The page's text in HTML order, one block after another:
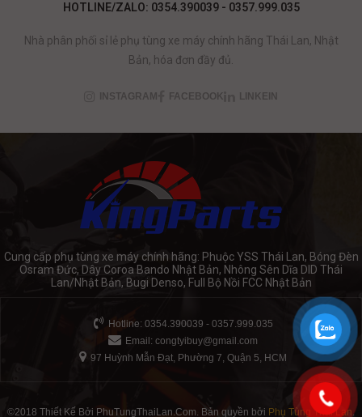
HOTLINE/ZALO: 0354.390039 - 0357.999.035
Nhà phân phối sỉ lẻ phụ tùng xe máy chính hãng Thái Lan, Nhật
Bản, hóa đơn đầy đủ.
INSTAGRAM FACEBOOK LINKEIN
Cung cấp phụ tùng xe máy chính hãng: Phuộc YSS Thái Lan, Bóng Đèn
Osram Đức, Dây Coroa Bando Nhật Bản, Nhông Sên Dĩa DID Thái
Lan/Nhật Bản, Bugi Denso, Full Bộ Nồi FCC Nhật Bản
Hotline: 0354.390039 - 0357.999.035
Email: congtyibuy@gmail.com
97 Huỳnh Mẫn Đạt, Phường 7, Quận 5, HCM
©2018 Thiết Kế Bởi PhuTungThaiLan.Com. Bản quyền bởi Phụ Tùng Thái Lan.